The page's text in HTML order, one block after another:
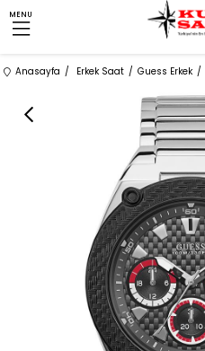
MENU
Anasayfa Erkek Saat Guess Erkek